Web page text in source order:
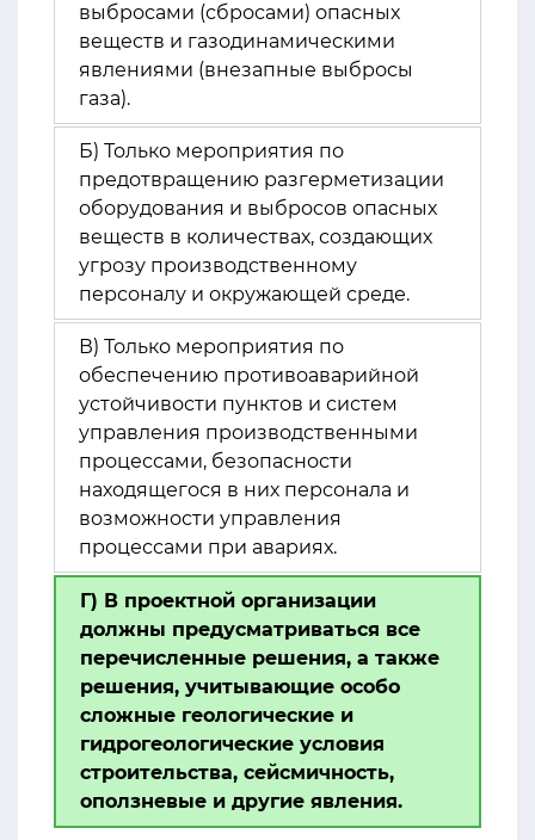
выбросами (сбросами) опасных
веществ и газодинамическими
явлениями (внезапные выбросы
газа).
Б) Только мероприятия по
предотвращению разгерметизации
оборудования и выбросов опасных
веществ в количествах, создающих
угрозу производственному
персоналу и окружающей среде.
В) Только мероприятия по
обеспечению противоаварийной
устойчивости пунктов и систем
управления производственными
процессами, безопасности
находящегося в них персонала и
возможности управления
процессами при авариях.
Г) В проектной организации
должны предусматриваться все
перечисленные решения, а также
решения, учитывающие особо
сложные геологические и
гидрогеологические условия
строительства, сейсмичность,
оползневые и другие явления.